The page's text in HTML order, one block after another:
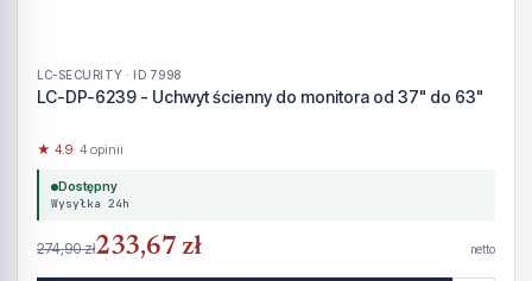
LC-SECURITY · ID 7998
LC-DP-6239 - Uchwyt ścienny do monitora od 37" do 63"
★ 4.9· 4 opinii
Dostępny
Wysyłka 24h
274,90 zł233,67 zł netto